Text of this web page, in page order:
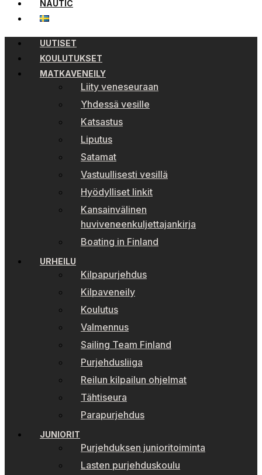
NAUTIC
UUTISET
KOULUTUKSET
MATKAVENEILY
Liity veneseuraan
Yhdessä vesille
Katsastus
Liputus
Satamat
Vastuullisesti vesillä
Hyödylliset linkit
Kansainvälinen
huviveneenkuljettajankirja
Boating in Finland
URHEILU
Kilpapurjehdus
Kilpaveneily
Koulutus
Valmennus
Sailing Team Finland
Purjehdusliiga
Reilun kilpailun ohjelmat
Tähtiseura
Parapurjehdus
JUNIORIT
Purjehduksen junioritoiminta
Lasten purjehduskoulu